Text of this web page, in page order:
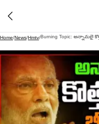
Home/News/Hmtv/Burning Topic: అన్నామలై